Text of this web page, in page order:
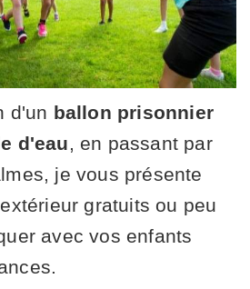
d'un ballon prisonnier
d'eau , en passant par
je vous présente
gratuits ou peu
avec vos enfants